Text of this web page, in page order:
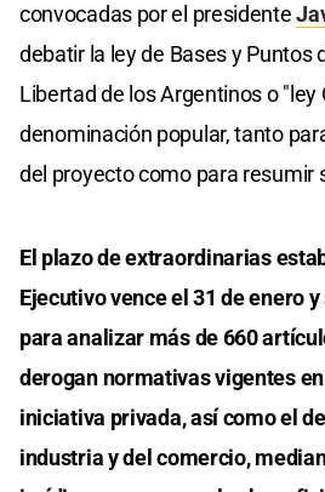
convocadas por el presidente
debatir la ley de Bases y Puntos
Libertad de los Argentinos o "ley
denominación popular, tanto
del proyecto como para resumir
El plazo de extraordinarias
Ejecutivo vence el 31 de enero
para analizar más de 660
derogan normativas vigentes
iniciativa privada, así como el
industria y del comercio,